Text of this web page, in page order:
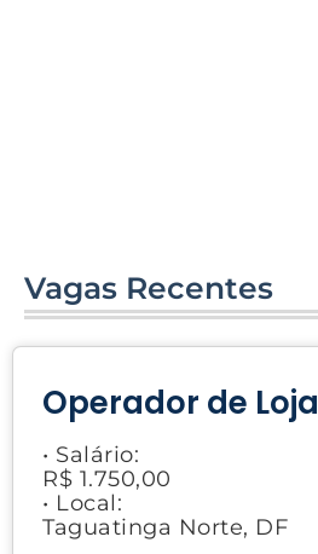
Vagas Recentes
Operador de Loja
• Salário:
R$ 1.750,00
• Local:
Taguatinga Norte, DF